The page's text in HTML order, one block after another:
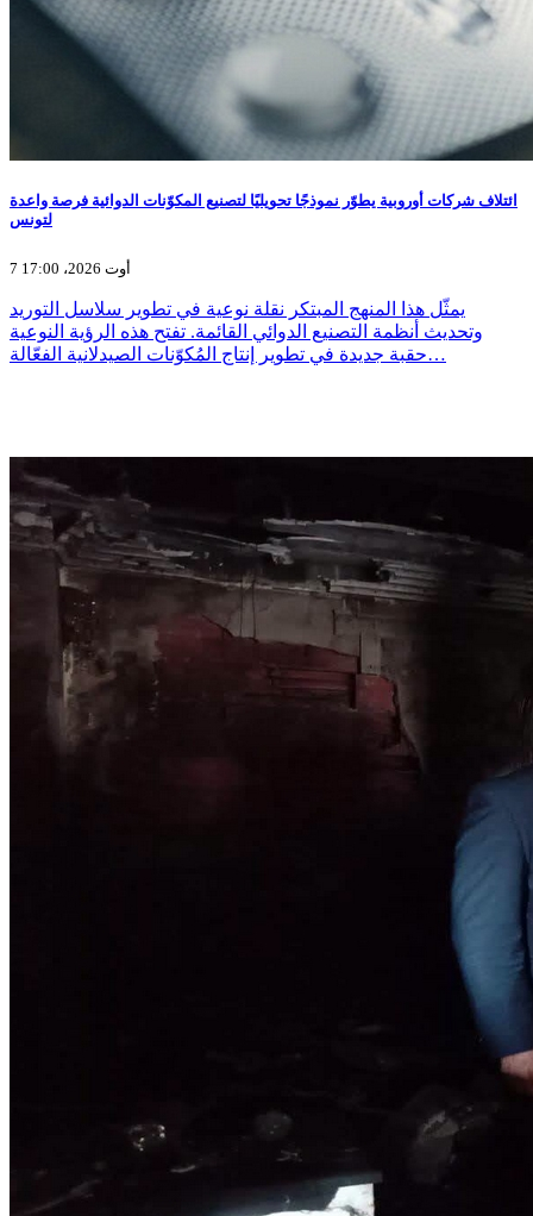
ائتلاف شركات أوروبية يطوّر نموذجًا تحويليًا لتصنيع المكوّنات الدوائية فرصة واعدة
لتونس
7 أوت 2026، 17:00
يمثّل هذا المنهج المبتكر نقلة نوعية في تطوير سلاسل التوريد
وتحديث أنظمة التصنيع الدوائي القائمة. تفتح هذه الرؤية النوعية
حقبة جديدة في تطوير إنتاج المُكوّنات الصيدلانية الفعّالة…